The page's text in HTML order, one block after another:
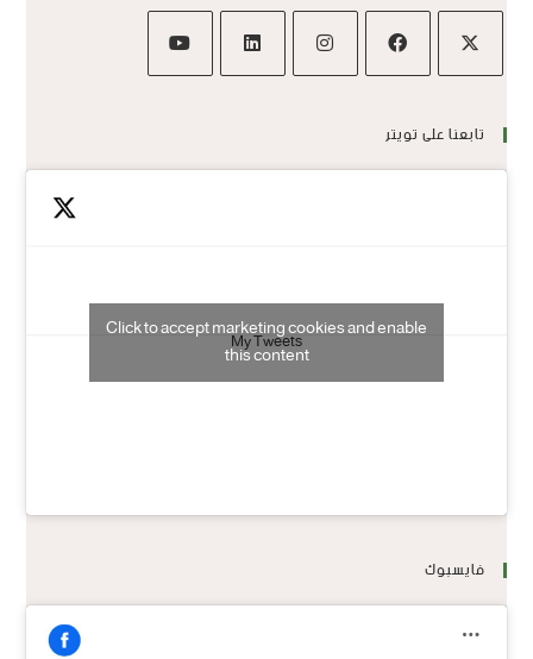
تابعنا على تويتر
My Tweets
Click to accept marketing cookies and enable
this content
فايسبوك